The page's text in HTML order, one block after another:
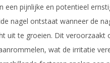
een pijnlijke en potentieel
nagel ontstaat wanneer de
uit te groeien. Dit
wat de irritatie